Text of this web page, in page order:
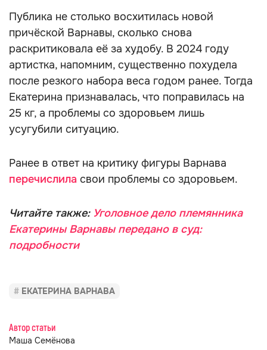
Публика не столько восхитилась новой
причёской Варнавы, сколько снова
раскритиковала её за худобу. В 2024 году
артистка, напомним, существенно похудела
после резкого набора веса годом ранее. Тогда
Екатерина признавалась, что поправилась на
25 кг, а проблемы со здоровьем лишь
усугубили ситуацию.
Ранее в ответ на критику фигуры Варнава
перечислила свои проблемы со здоровьем.
Читайте также: Уголовное дело племянника
Екатерины Варнавы передано в суд:
подробности
ЕКАТЕРИНА ВАРНАВА
Автор статьи
Маша Семёнова